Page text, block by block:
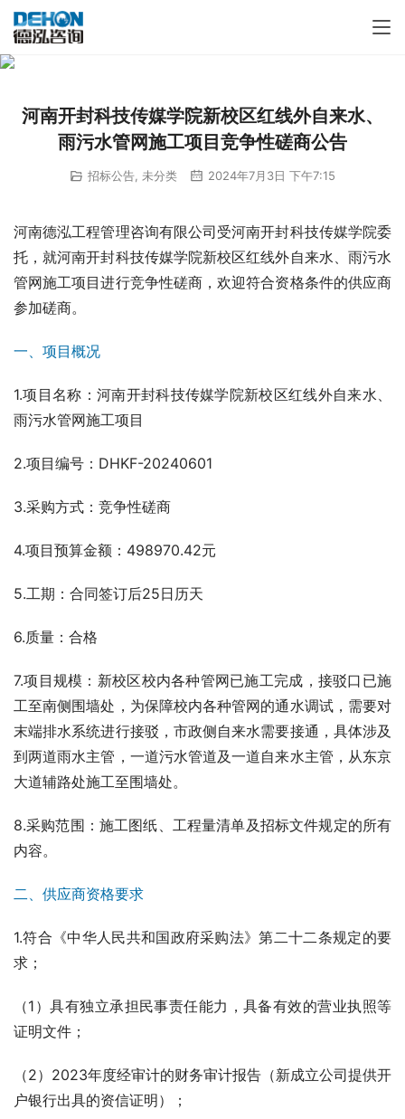
河南开封科技传媒学院新校区红线外自来水、
雨污水管网施工项目竞争性磋商公告
招标公告 未分类 2024年7月3日 下午7:15
河南德泓工程管理咨询有限公司受河南开封科技传媒学院委
托，就河南开封科技传媒学院新校区红线外自来水、雨污水
管网施工项目进行竞争性磋商，欢迎符合资格条件的供应商
参加磋商。
一、项目概况
1.项目名称：河南开封科技传媒学院新校区红线外自来水、
雨污水管网施工项目
2.项目编号：DHKF-20240601
3.采购方式：竞争性磋商
4.项目预算金额：498970.42元
5.工期：合同签订后25日历天
6.质量：合格
7.项目规模：新校区校内各种管网已施工完成，接驳口已施
工至南侧围墙处，为保障校内各种管网的通水调试，需要对
末端排水系统进行接驳，市政侧自来水需要接通，具体涉及
到两道雨水主管，一道污水管道及一道自来水主管，从东京
大道辅路处施工至围墙处。
8.采购范围：施工图纸、工程量清单及招标文件规定的所有
内容。
二、供应商资格要求
1.符合《中华人民共和国政府采购法》第二十二条规定的要
求；
（1）具有独立承担民事责任能力，具备有效的营业执照等
证明文件；
（2）2023年度经审计的财务审计报告（新成立公司提供开
户银行出具的资信证明）；